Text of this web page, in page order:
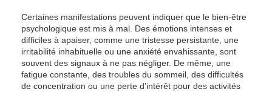
Certaines manifestations peuvent indiquer que le bien-être
psychologique est mis à mal. Des émotions intenses et
difficiles à apaiser, comme une tristesse persistante, une
irritabilité inhabituelle ou une anxiété envahissante, sont
souvent des signaux à ne pas négliger. De même, une
fatigue constante, des troubles du sommeil, des difficultés
de concentration ou une perte d’intérêt pour des activités